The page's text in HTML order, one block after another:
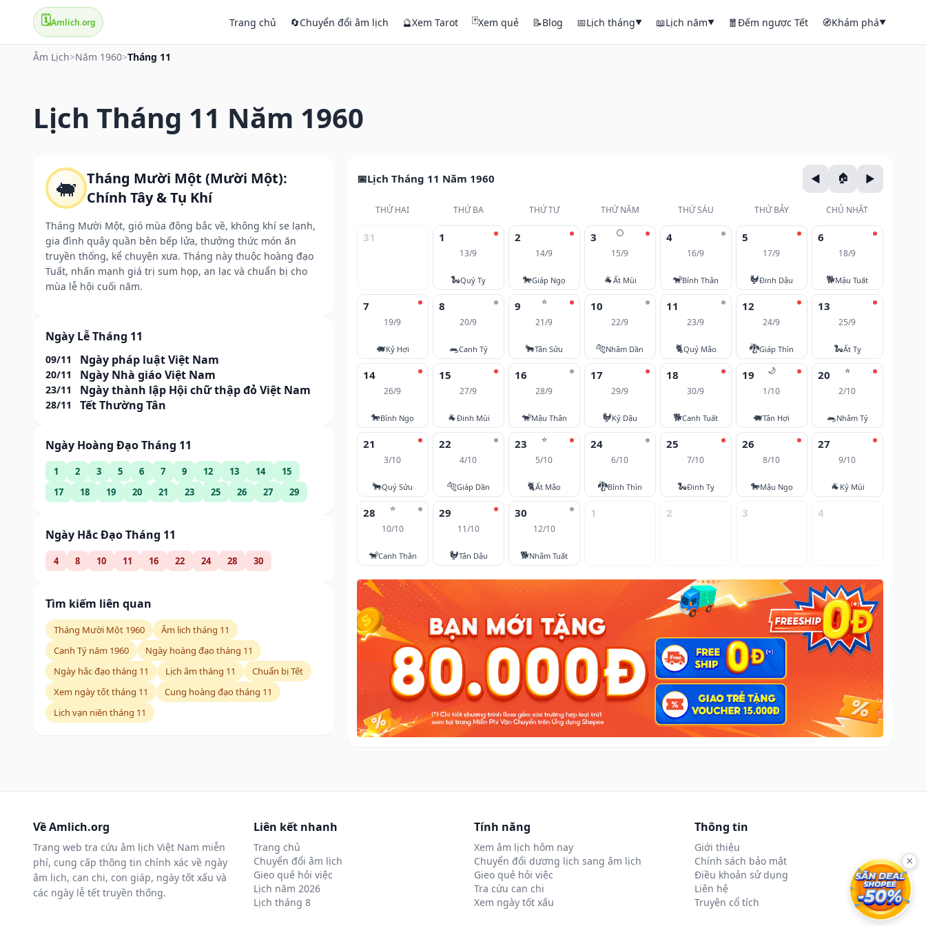
🗓️Amlich.org Trang chủ 🔄Chuyển đổi âm lịch 🔮Xem Tarot 🃏Xem quẻ 📝Blog 📅Lịch tháng▼ 📖Lịch năm▼ 🧧Đếm ngược Tết 🧭Khám phá▼
Âm Lịch>Năm 1960>Tháng 11
Lịch Tháng 11 Năm 1960
🐖 Tháng Mười Một (Mười Một):
Chính Tây & Tụ Khí
Tháng Mười Một, gió mùa đông bắc về, không khí se lạnh,
gia đình quây quần bên bếp lửa, thưởng thức món ăn
truyền thống, kể chuyện xưa. Tháng này thuộc hoàng đạo
Tuất, nhấn mạnh giá trị sum họp, an lạc và chuẩn bị cho
mùa lễ hội cuối năm.
Ngày Lễ Tháng 11
09/11 Ngày pháp luật Việt Nam
20/11 Ngày Nhà giáo Việt Nam
23/11 Ngày thành lập Hội chữ thập đỏ Việt Nam
28/11 Tết Thường Tân
Ngày Hoàng Đạo Tháng 11
1 2 3 5 6 7 9 12 13 14
15
17
18 19 20 21 23 25 26 27 29
Ngày Hắc Đạo Tháng 11
4 8 10 11 16 22 24 28 30
Tìm kiếm liên quan
Tháng Mười Một 1960
Âm lịch tháng 11
Canh Tý năm 1960
Ngày hoàng đạo tháng 11
Ngày hắc đạo tháng 11
Lịch âm tháng 11
Chuẩn bị Tết
Xem ngày tốt tháng 11
Cung hoàng đạo tháng 11
Lịch vạn niên tháng 11
Lịch Tháng 11 Năm 1960
THỨ HAI THỨ BA THỨ TƯ THỨ NĂM THỨ SÁU THỨ BẢY CHỦ NHẬT
31 1
13/9
🐍Quý Tỵ
2
14/9
🐎Giáp Ngọ
🌕
3
15/9
🐐Ất Mùi
4
16/9
🐒Bính Thân
5
17/9
🐓Đinh Dậu
6
18/9
🐕Mậu Tuất
7
19/9
🐖Kỷ Hợi
8
20/9
🐀Canh Tý
⭐
9
21/9
🐂Tân Sửu
10
22/9
🐅Nhâm Dần
11
23/9
🐈Quý Mão
12
24/9
🐉Giáp Thìn
13
25/9
🐍Ất Tỵ
14
26/9
🐎Bính Ngọ
15
27/9
🐐Đinh Mùi
16
28/9
🐒Mậu Thân
17
29/9
🐓Kỷ Dậu
18
30/9
🐕Canh Tuất
🌙
19
1/10
🐖Tân Hợi
⭐
20
2/10
🐀Nhâm Tý
21
3/10
🐂Quý Sửu
22
4/10
🐅Giáp Dần
⭐
23
5/10
🐈Ất Mão
24
6/10
🐉Bính Thìn
25
7/10
🐍Đinh Tỵ
26
8/10
🐎Mậu Ngọ
27
9/10
🐐 Kỷ Mùi
⭐
28
10/10
🐒Canh Thân
29
11/10
🐓Tân Dậu
30
12/10
🐕Nhâm Tuất
1 2 3 4
Về Amlich.org
Trang web tra cứu âm lịch Việt Nam miễn
phí, cung cấp thông tin chính xác về ngày
âm lịch, can chi, con giáp, ngày tốt xấu và
các ngày lễ tết truyền thống.
Liên kết nhanh
Trang chủ
Chuyển đổi âm lịch
Gieo quẻ hỏi việc
Lịch năm 2026
Lịch tháng 8
Tính năng
Xem âm lịch hôm nay
Chuyển đổi dương lịch sang âm lịch
Gieo quẻ hỏi việc
Tra cứu can chi
Xem ngày tốt xấu
Thông tin
Giới thiệu
Chính sách bảo mật
Điều khoản sử dụng
Liên hệ
Truyện cổ tích
×